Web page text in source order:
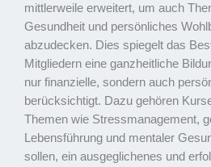
mittlerweile erweitert, um auch
Gesundheit und persönliches
abzudecken. Dies spiegelt das
Mitgliedern eine ganzheitliche
nur finanzielle, sondern auch
berücksichtigt. Dazu gehören
Themen wie Stressmanagement,
Lebensführung und mentaler
sollen, ein ausgeglichenes und